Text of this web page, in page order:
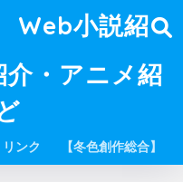
Web小説紹
・アニメ紹
リンク 【冬色創作総合】